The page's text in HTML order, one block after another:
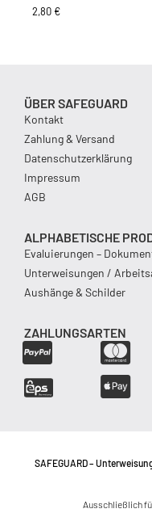
2,80 €
ÜBER SAFEGUARD
Kontakt
Zahlung & Versand
Datenschutzerklärung
Impressum
AGB
ALPHABETISCHE
Evaluierungen –
Unterweisungen /
Aushänge & Schilder
ZAHLUNGSARTEN
SAFEGUARD –
Ausschließlich